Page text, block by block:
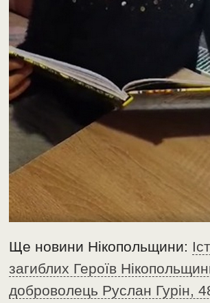
Ще новини Нікопольщини:
загиблих Героїв
доброволець Руслан Гурін,